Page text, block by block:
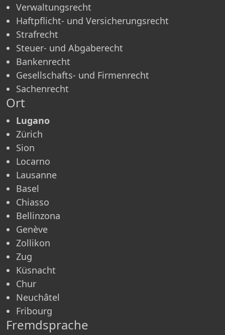
Verwaltungsrecht
Haftpflicht- und Versicherungsrecht
Strafrecht
Steuer- und Abgaberecht
Bankenrecht
Gesellschafts- und Firmenrecht
Sachenrecht
Ort
Lugano
Zürich
Sion
Locarno
Lausanne
Basel
Chiasso
Bellinzona
Genève
Zollikon
Zug
Küsnacht
Chur
Neuchâtel
Fribourg
Fremdsprache